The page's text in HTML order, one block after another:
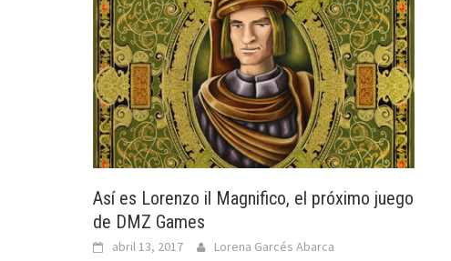
Así es Lorenzo il Magnifico, el próximo juego
de DMZ Games
abril 13, 2017 Lorena Garcés Abarca